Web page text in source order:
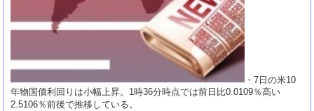
・7日の米10
年物国債利回りは小幅上昇。1時36分時点では前日比0.0109％高い
2.5106％前後で推移している。